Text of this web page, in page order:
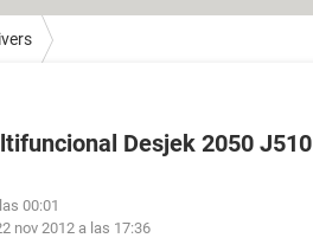
Desjek 2050 J510
00:01
nov 2012 a las 17:36